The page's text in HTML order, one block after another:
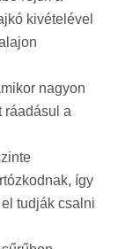
kivételével
nagyon
ráadásul a
így
tudják csalni